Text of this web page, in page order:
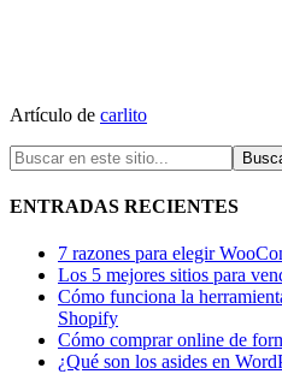
Artículo de carlito
ENTRADAS RECIENTES
7 razones para elegir
Los 5 mejores sitios para
Cómo funciona la
Shopify
Cómo comprar online de
¿Qué son los asides en